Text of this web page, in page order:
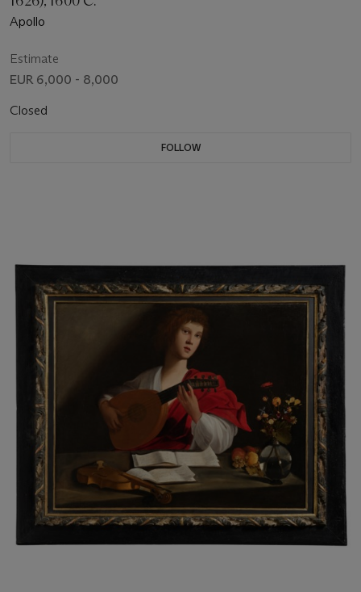
Apollo
Estimate
EUR 6,000 - 8,000
Closed
FOLLOW